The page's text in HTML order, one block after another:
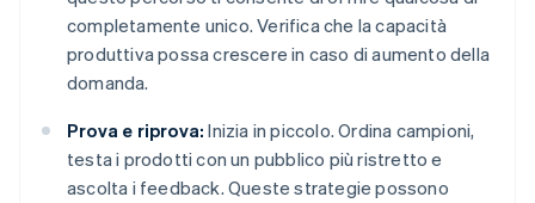
completamente unico. Verifica che la capacità
produttiva possa crescere in caso di aumento della
domanda.
Prova e riprova: Inizia in piccolo. Ordina campioni,
testa i prodotti con un pubblico più ristretto e
ascolta i feedback. Queste strategie possono